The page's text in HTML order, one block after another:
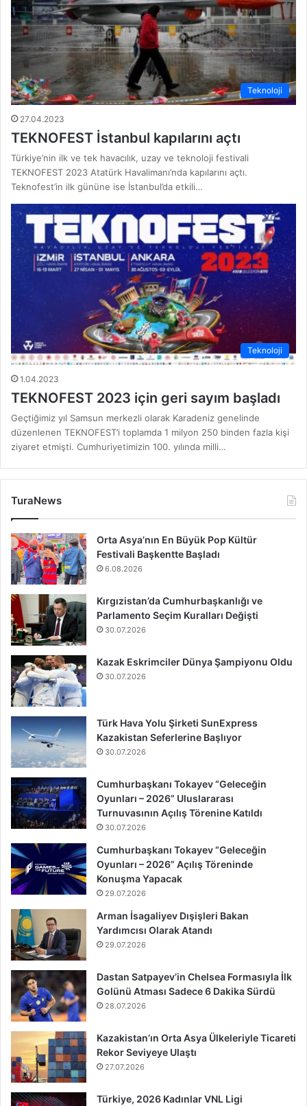
Teknoloji
27.04.2023
TEKNOFEST İstanbul kapılarını açtı
Türkiye’nin ilk ve tek havacılık, uzay ve teknoloji festivali
TEKNOFEST 2023 Atatürk Havalimanı’nda kapılarını açtı.
Teknofest’in ilk gününe ise İstanbul’da etkili…
Teknoloji
1.04.2023
TEKNOFEST 2023 için geri sayım başladı
Geçtiğimiz yıl Samsun merkezli olarak Karadeniz genelinde
düzenlenen TEKNOFEST’i toplamda 1 milyon 250 binden fazla kişi
ziyaret etmişti. Cumhuriyetimizin 100. yılında milli…
TuraNews
Orta Asya’nın En Büyük Pop Kültür
Festivali Başkentte Başladı
6.08.2026
Kırgızistan’da Cumhurbaşkanlığı ve
Parlamento Seçim Kuralları Değişti
30.07.2026
Kazak Eskrimciler Dünya Şampiyonu Oldu
30.07.2026
Türk Hava Yolu Şirketi SunExpress
Kazakistan Seferlerine Başlıyor
30.07.2026
Cumhurbaşkanı Tokayev “Geleceğin
Oyunları – 2026” Uluslararası
Turnuvasının Açılış Törenine Katıldı
30.07.2026
Cumhurbaşkanı Tokayev “Geleceğin
Oyunları – 2026” Açılış Töreninde
Konuşma Yapacak
29.07.2026
Arman İsagaliyev Dışişleri Bakan
Yardımcısı Olarak Atandı
29.07.2026
Dastan Satpayev’in Chelsea Formasıyla İlk
Golünü Atması Sadece 6 Dakika Sürdü
28.07.2026
Kazakistan’ın Orta Asya Ülkeleriyle Ticareti
Rekor Seviyeye Ulaştı
27.07.2026
Türkiye, 2026 Kadınlar VNL Ligi